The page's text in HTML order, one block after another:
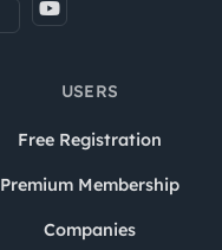
USERS
Free Registration
Premium Membership
Companies